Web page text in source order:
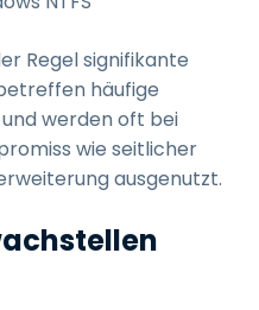
Regel signifikante
häufige
werden oft bei
wie seitlicher
ausgenutzt.